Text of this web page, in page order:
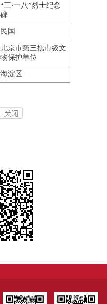
“三·一八”烈士纪念
碑
民国
北京市第三批市级文
物保护单位
海淀区